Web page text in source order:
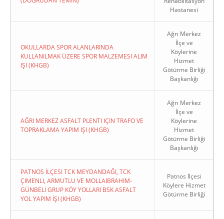
Hastanesi
OKULLARDA SPOR ALANLARINDA
KULLANILMAK ÜZERE SPOR MALZEMESI ALIM
IŞI (KHGB)
Ağrı Merkez
İlçe ve
Köylerine
Hizmet
Götürme Birliği
Başkanlığı
AĞRI MERKEZ ASFALT PLENTI IÇIN TRAFO VE
TOPRAKLAMA YAPIM IŞI (KHGB)
Ağrı Merkez
İlçe ve
Köylerine
Hizmet
Götürme Birliği
Başkanlığı
PATNOS İLÇESI TCK MEYDANDAĞI, TCK
ÇIMENLI, ARMUTLU VE MOLLAIBRAHIM-
GÜNBELI GRUP KÖY YOLLARI BSK ASFALT
YOL YAPIM İŞI (KHGB)
Patnos İlçesi
Köylere Hizmet
Götürme Birliği